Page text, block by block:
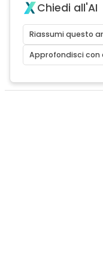
Chiedi all'AI
Riassumi questo
Approfondisci